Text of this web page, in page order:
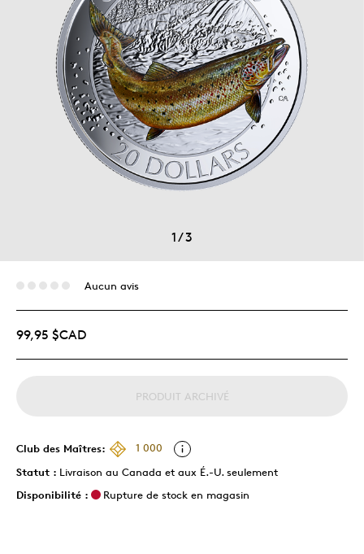
1/3
Aucun avis
99,95 $CAD
PRODUIT ARCHIVÉ
Club des Maîtres:
1 000
Statut : Livraison au Canada et aux É.-U. seulement
Disponibilité :
Rupture de stock en magasin